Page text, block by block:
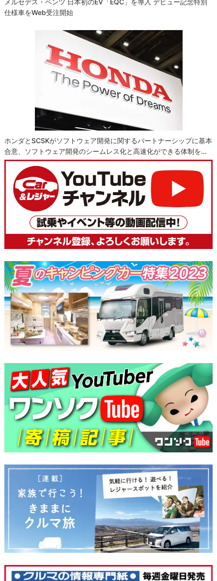
仕様車をWeb受注開始
ホンダとSCSKがソフトウェア開発に関するパートナーシップに基本
合意、ソフトウェア開発のシームレス化と高速化ができる体制を…